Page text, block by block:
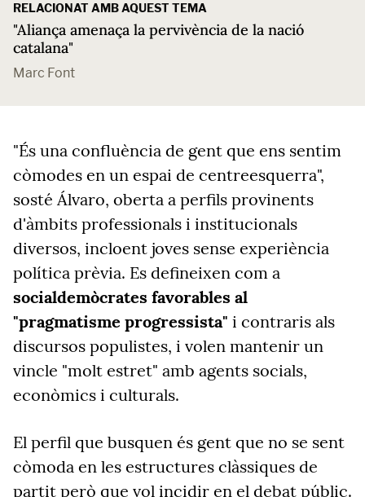
RELACIONAT AMB AQUEST TEMA
"Aliança amenaça la pervivència de la nació
catalana"
Marc Font
"És una confluència de gent que ens sentim
còmodes en un espai de centreesquerra",
sosté Álvaro, oberta a perfils provinents
d'àmbits professionals i institucionals
diversos, incloent joves sense experiència
política prèvia. Es defineixen com a
socialdemòcrates favorables al
"pragmatisme progressista" i contraris als
discursos populistes, i volen mantenir un
vincle "molt estret" amb agents socials,
econòmics i culturals.
El perfil que busquen és gent que no se sent
còmoda en les estructures clàssiques de
partit però que vol incidir en el debat públic.